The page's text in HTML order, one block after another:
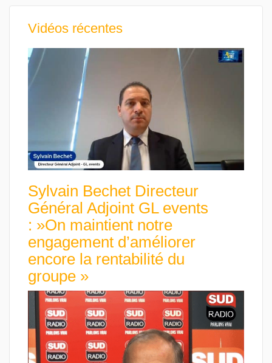
Vidéos récentes
Sylvain Bechet Directeur
Général Adjoint GL events
: »On maintient notre
engagement d’améliorer
encore la rentabilité du
groupe »